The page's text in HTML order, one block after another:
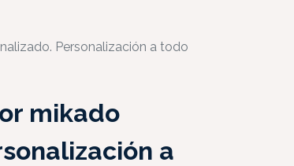
Personalización a todo
mikado
a